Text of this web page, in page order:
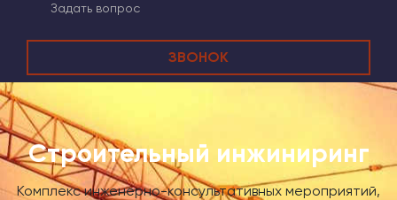
Задать вопрос
ЗВОНОК
Строительный инжиниринг
Комплекс инженерно-консультативных мероприятий,